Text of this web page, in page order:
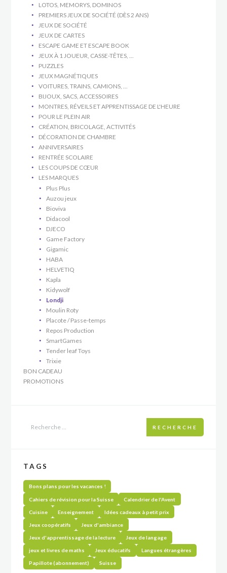
LOTOS, MEMORYS, DOMINOS
PREMIERS JEUX DE SOCIÉTÉ (DÈS 2 ANS)
JEUX DE SOCIÉTÉ
JEUX DE CARTES
ESCAPE GAME ET ESCAPE BOOK
JEUX À 1 JOUEUR, CASSE-TÊTES, ...
PUZZLES
JEUX MAGNÉTIQUES
VOITURES, TRAINS, CAMIONS, ...
BIJOUX, SACS, ACCESSOIRES
MONTRES, RÉVEILS ET APPRENTISSAGE DE L'HEURE
POUR LE PLEIN AIR
CRÉATION, BRICOLAGE, ACTIVITÉS
DÉCORATION DE CHAMBRE
ANNIVERSAIRES
RENTRÉE SCOLAIRE
LES COUPS DE CŒUR
LES MARQUES
Plus Plus
Auzou jeux
Bioviva
Didacool
DJECO
Game Factory
Gigamic
HABA
HELVETIQ
Kapla
Kidywolf
Londji
Moulin Roty
Placote / Passe-temps
Repos Production
SmartGames
Tender leaf Toys
Trixie
BON CADEAU
PROMOTIONS
RECHERCHE
TAGS
Bons plans pour les vacances !
Cahiers de révision pour la Suisse Calendrier de l'Avent
Cuisine Enseignement Idées cadeaux à petit prix
Jeux coopératifs Jeux d'ambiance
Jeux d'apprentissage de la lecture Jeux de langage
jeux et livres de maths Jeux éducatifs Langues étrangères
Papillote (abonnement) Suisse